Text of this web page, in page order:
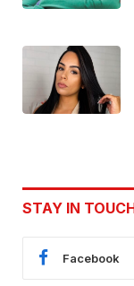
STAY IN
Facebook